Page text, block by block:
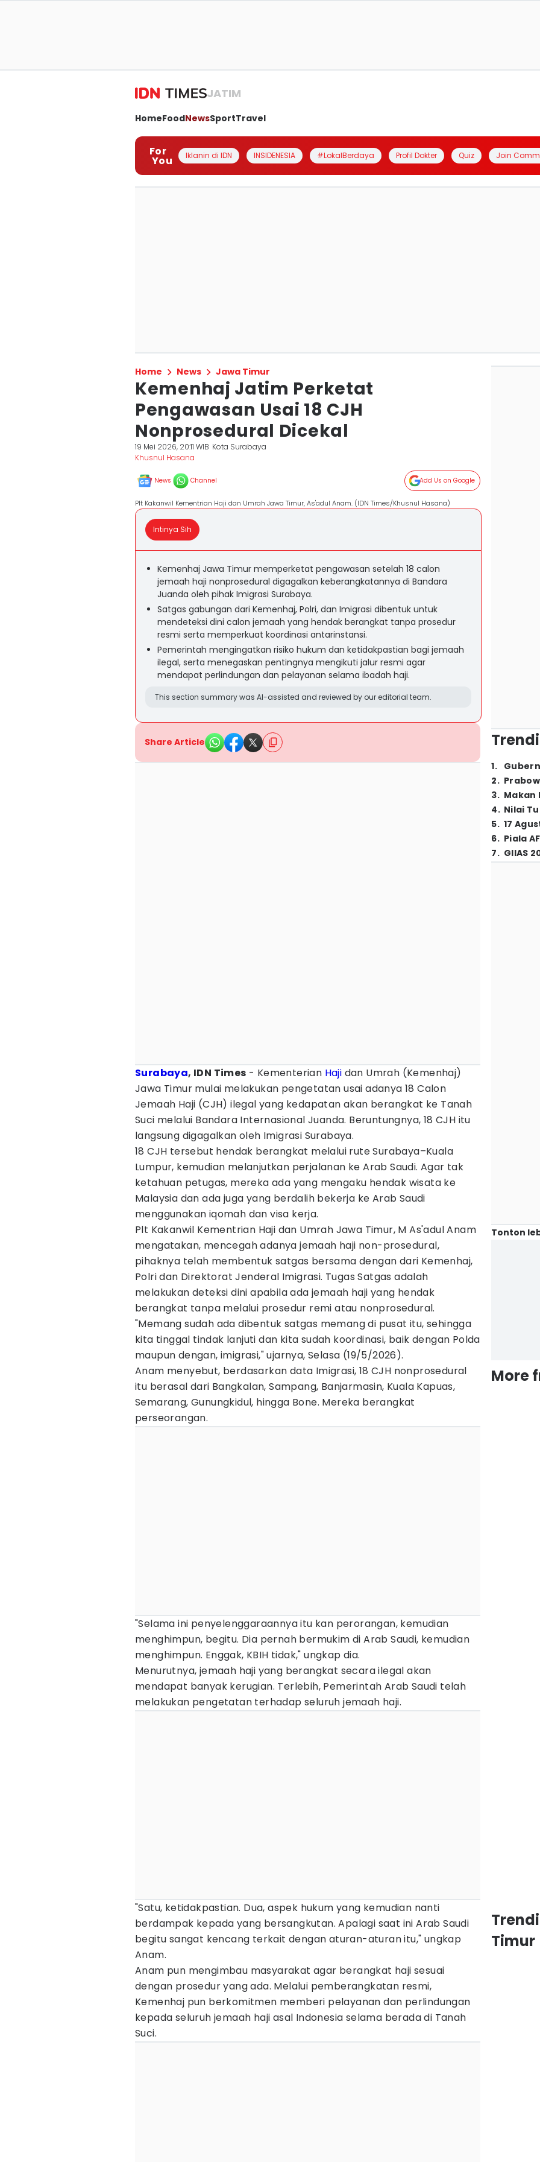
JATIM
HomeFoodNewsSportTravel
For
You Iklanin di IDN INSIDENESIA #LokalBerdaya Profil Dokter Quiz Join
Home News Jawa Timur
Kemenhaj Jatim Perketat
Pengawasan Usai 18 CJH
Nonprosedural Dicekal
19 Mei 2026, 20:11 WIB Kota Surabaya
Khusnul Hasana
News Channel Add Us on Google
Plt Kakanwil Kementrian Haji dan Umrah Jawa Timur, As'adul Anam. (IDN Times/Khusnul Hasana)
Intinya Sih
Kemenhaj Jawa Timur memperketat pengawasan setelah 18 calon
jemaah haji nonprosedural digagalkan keberangkatannya di Bandara
Juanda oleh pihak Imigrasi Surabaya.
Satgas gabungan dari Kemenhaj, Polri, dan Imigrasi dibentuk untuk
mendeteksi dini calon jemaah yang hendak berangkat tanpa prosedur
resmi serta memperkuat koordinasi antarinstansi.
Pemerintah mengingatkan risiko hukum dan ketidakpastian bagi jemaah
ilegal, serta menegaskan pentingnya mengikuti jalur resmi agar
mendapat perlindungan dan pelayanan selama ibadah haji.
This section summary was AI-assisted and reviewed by our editorial team.
Share Article
Surabaya, IDN Times - Kementerian Haji dan Umrah (Kemenhaj)
Jawa Timur mulai melakukan pengetatan usai adanya 18 Calon
Jemaah Haji (CJH) ilegal yang kedapatan akan berangkat ke Tanah
Suci melalui Bandara Internasional Juanda. Beruntungnya, 18 CJH itu
langsung digagalkan oleh Imigrasi Surabaya.
18 CJH tersebut hendak berangkat melalui rute Surabaya–Kuala
Lumpur, kemudian melanjutkan perjalanan ke Arab Saudi. Agar tak
ketahuan petugas, mereka ada yang mengaku hendak wisata ke
Malaysia dan ada juga yang berdalih bekerja ke Arab Saudi
menggunakan iqomah dan visa kerja.
Plt Kakanwil Kementrian Haji dan Umrah Jawa Timur, M As'adul Anam
mengatakan, mencegah adanya jemaah haji non-prosedural,
pihaknya telah membentuk satgas bersama dengan dari Kemenhaj,
Polri dan Direktorat Jenderal Imigrasi. Tugas Satgas adalah
melakukan deteksi dini apabila ada jemaah haji yang hendak
berangkat tanpa melalui prosedur remi atau nonprosedural.
"Memang sudah ada dibentuk satgas memang di pusat itu, sehingga
kita tinggal tindak lanjuti dan kita sudah koordinasi, baik dengan Polda
maupun dengan, imigrasi," ujarnya, Selasa (19/5/2026).
Anam menyebut, berdasarkan data Imigrasi, 18 CJH nonprosedural
itu berasal dari Bangkalan, Sampang, Banjarmasin, Kuala Kapuas,
Semarang, Gunungkidul, hingga Bone. Mereka berangkat
perseorangan.
"Selama ini penyelenggaraannya itu kan perorangan, kemudian
menghimpun, begitu. Dia pernah bermukim di Arab Saudi, kemudian
menghimpun. Enggak, KBIH tidak," ungkap dia.
Menurutnya, jemaah haji yang berangkat secara ilegal akan
mendapat banyak kerugian. Terlebih, Pemerintah Arab Saudi telah
melakukan pengetatan terhadap seluruh jemaah haji.
"Satu, ketidakpastian. Dua, aspek hukum yang kemudian nanti
berdampak kepada yang bersangkutan. Apalagi saat ini Arab Saudi
begitu sangat kencang terkait dengan aturan-aturan itu," ungkap
Anam.
Anam pun mengimbau masyarakat agar berangkat haji sesuai
dengan prosedur yang ada. Melalui pemberangkatan resmi,
Kemenhaj pun berkomitmen memberi pelayanan dan perlindungan
kepada seluruh jemaah haji asal Indonesia selama berada di Tanah
Suci.
1.
2.
3. Makan
4. Nilai
5. 17
6. Piala
7. GIIAS
Tonton
More
Timur